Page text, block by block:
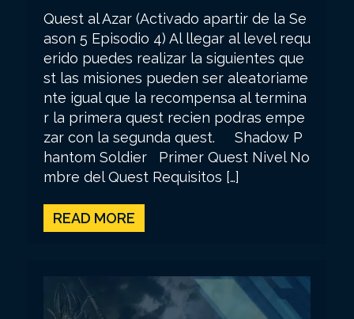
Quest al Azar (Activado apartir de la Se
ason 5 Episodio 4) Al llegar al level requ
erido puedes realizar la siguientes que
st las misiones pueden ser aleatoriame
nte igual que la recompensa al termina
r la primera quest recien podras empe
zar con la segunda quest. Shadow P
hantom Soldier Primer Quest Nivel No
mbre del Quest Requisitos […]
READ MORE